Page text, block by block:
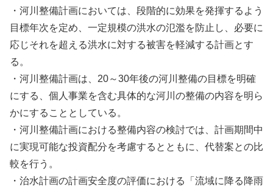
・河川整備計画においては、段階的に効果を発揮するよう
目標年次を定め、一定規模の洪水の氾濫を防止し、必要に
応じそれを超える洪水に対する被害を軽減する計画とす
る。
・河川整備計画は、20～30年後の河川整備の目標を明確
にする、個人事業を含む具体的な河川の整備の内容を明ら
かにすることとしている。
・河川整備計画における整備内容の検討では、計画期間中
に実現可能な投資配分を考慮するとともに、代替案との比
較を行う。
・治水計画の計画安全度の評価における「流域に降る降雨